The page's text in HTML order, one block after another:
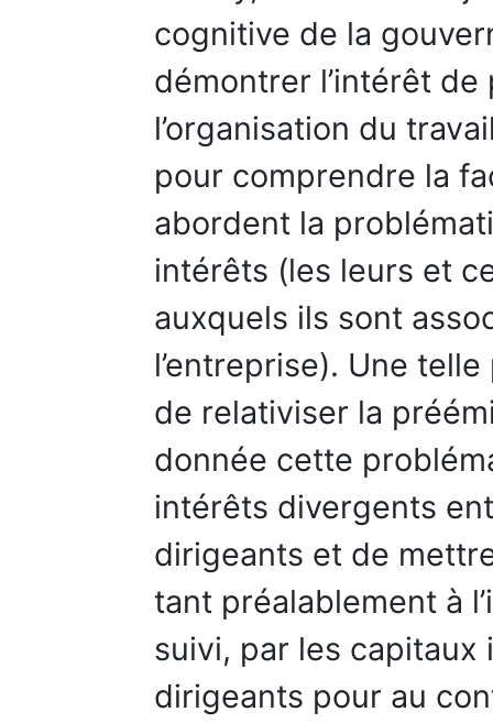
cognitive de la
démontrer l’intérêt
l’organisation du
pour comprendre la
abordent la
intérêts (les leurs et
auxquels ils sont
l’entreprise). Une
de relativiser la
donnée cette
intérêts divergents
dirigeants et de
tant préalablement à
suivi, par les capitaux
dirigeants pour au